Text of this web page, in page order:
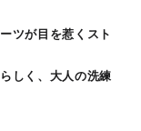
ツが目を惹くスト
しく、大人の洗練